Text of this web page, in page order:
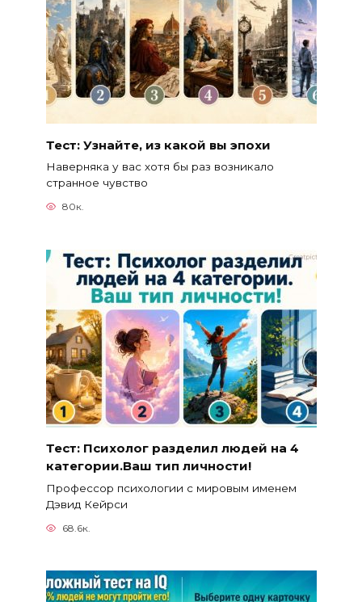
Тест: Узнайте, из какой вы эпохи
Наверняка у вас хотя бы раз возникало
странное чувство
80к.
Тест: Психолог разделил людей на 4
категории.Ваш тип личности!
Профессор психологии с мировым именем
Дэвид Кейрси
68.6к.